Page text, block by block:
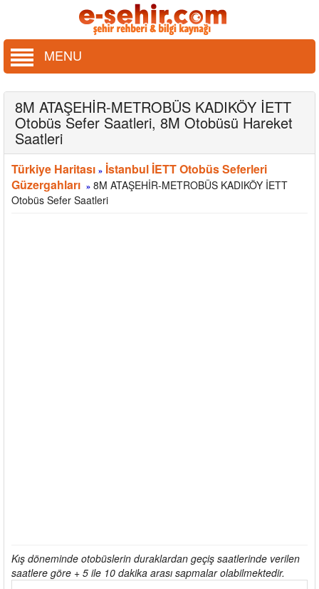
MENU
8M ATAŞEHİR-METROBÜS KADIKÖY İETT
Otobüs Sefer Saatleri, 8M Otobüsü Hareket
Saatleri
Türkiye Haritası » İstanbul İETT Otobüs Seferleri
Güzergahları » 8M ATAŞEHİR-METROBÜS KADIKÖY İETT
Otobüs Sefer Saatleri
Kış döneminde otobüslerin duraklardan geçiş saatlerinde verilen
saatlere göre + 5 ile 10 dakika arası sapmalar olabilmektedir.